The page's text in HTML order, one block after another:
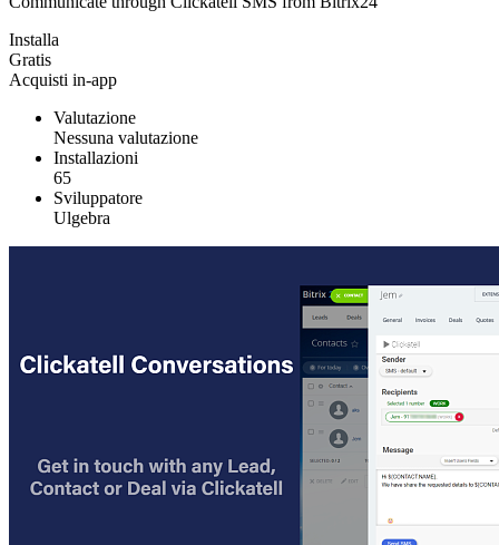
Installa
Gratis
Acquisti in-app
Valutazione
Nessuna valutazione
Installazioni
65
Sviluppatore
Ulgebra